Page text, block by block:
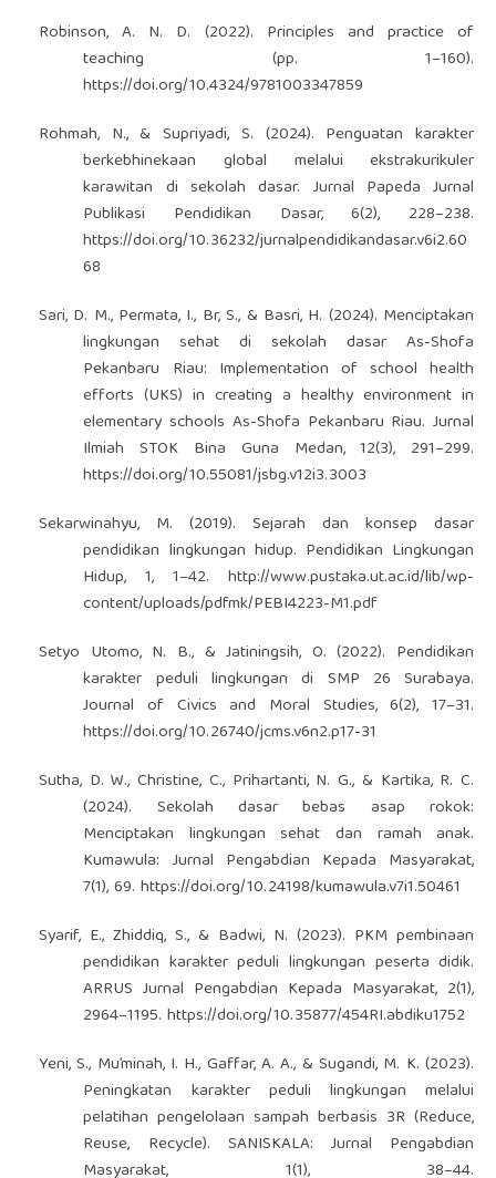
Robinson, A. N. D. (2022). Principles and practice of
teaching (pp. 1–160).
https://doi.org/10.4324/9781003347859
Rohmah, N., & Supriyadi, S. (2024). Penguatan karakter
berkebhinekaan global melalui ekstrakurikuler
karawitan di sekolah dasar. Jurnal Papeda Jurnal
Publikasi Pendidikan Dasar, 6(2), 228–238.
https://doi.org/10.36232/jurnalpendidikandasar.v6i2.60
68
Sari, D. M., Permata, I., Br, S., & Basri, H. (2024). Menciptakan
lingkungan sehat di sekolah dasar As-Shofa
Pekanbaru Riau: Implementation of school health
efforts (UKS) in creating a healthy environment in
elementary schools As-Shofa Pekanbaru Riau. Jurnal
Ilmiah STOK Bina Guna Medan, 12(3), 291–299.
https://doi.org/10.55081/jsbg.v12i3.3003
Sekarwinahyu, M. (2019). Sejarah dan konsep dasar
pendidikan lingkungan hidup. Pendidikan Lingkungan
Hidup, 1, 1–42.http://www.pustaka.ut.ac.id/lib/wp-
content/uploads/pdfmk/PEBI4223-M1.pdf
Setyo Utomo, N. B., & Jatiningsih, O. (2022). Pendidikan
karakter peduli lingkungan di SMP 26 Surabaya.
Journal of Civics and Moral Studies, 6(2), 17–31.
https://doi.org/10.26740/jcms.v6n2.p17-31
Sutha, D. W., Christine, C., Prihartanti, N. G., & Kartika, R. C.
(2024). Sekolah dasar bebas asap rokok:
Menciptakan lingkungan sehat dan ramah anak.
Kumawula: Jurnal Pengabdian Kepada Masyarakat,
7(1), 69.https://doi.org/10.24198/kumawula.v7i1.50461
Syarif, E., Zhiddiq, S., & Badwi, N. (2023). PKM pembinaan
pendidikan karakter peduli lingkungan peserta didik.
ARRUS Jurnal Pengabdian Kepada Masyarakat, 2(1),
2964–1195.https://doi.org/10.35877/454RI.abdiku1752
Yeni, S., Mu’minah, I. H., Gaffar, A. A., & Sugandi, M. K. (2023).
Peningkatan karakter peduli lingkungan melalui
pelatihan pengelolaan sampah berbasis 3R (Reduce,
Reuse, Recycle). SANISKALA: Jurnal Pengabdian
Masyarakat, 1(1), 38–44.